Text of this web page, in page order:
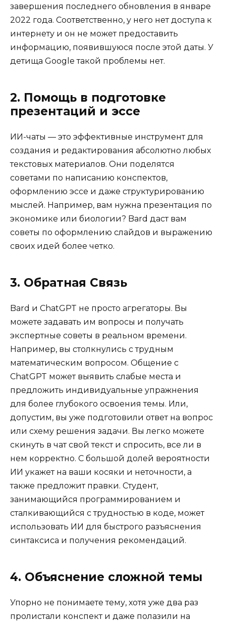
завершения последнего обновления в январе
2022 года. Соответственно, у него нет доступа к
интернету и он не может предоставить
информацию, появившуюся после этой даты. У
детища Google такой проблемы нет.
2. Помощь в подготовке
презентаций и эссе
ИИ-чаты — это эффективные инструмент для
создания и редактирования абсолютно любых
текстовых материалов. Они поделятся
советами по написанию конспектов,
оформлению эссе и даже структурированию
мыслей. Например, вам нужна презентация по
экономике или биологии? Bard даст вам
советы по оформлению слайдов и выражению
своих идей более четко.
3. Обратная Связь
Bard и ChatGPT не просто агрегаторы. Вы
можете задавать им вопросы и получать
экспертные советы в реальном времени.
Например, вы столкнулись с трудным
математическим вопросом. Общение с
ChatGPT может выявить слабые места и
предложить индивидуальные упражнения
для более глубокого освоения темы. Или,
допустим, вы уже подготовили ответ на вопрос
или схему решения задачи. Вы легко можете
скинуть в чат свой текст и спросить, все ли в
нем корректно. С большой долей вероятности
ИИ укажет на ваши косяки и неточности, а
также предложит правки. Студент,
занимающийся программированием и
сталкивающийся с трудностью в коде, может
использовать ИИ для быстрого разъяснения
синтаксиса и получения рекомендаций.
4. Объяснение сложной темы
Упорно не понимаете тему, хотя уже два раз
пролистали конспект и даже полазили на